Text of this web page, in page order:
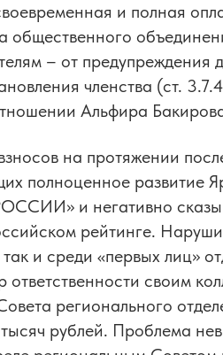
и полная
общественного
– от предупреждения
членства (ст.
Альфира
на протяжении
полноценное развитие
и негативно
рейтинге.
и среди «первых лиц»
своим
регионального
рублей. Проблема